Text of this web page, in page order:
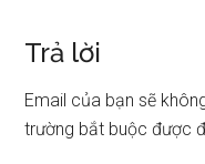
Trả lời
Email của bạn sẽ
trường bắt buộc được